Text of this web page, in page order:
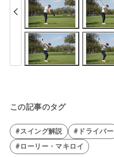
この記事のタグ
#スイング解説 #ドライバー
#ローリー・マキロイ